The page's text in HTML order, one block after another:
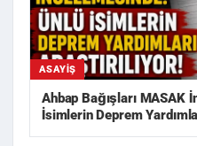
ASAYIŞ
Ahbap Bağışları MASAK
İsimlerin Deprem